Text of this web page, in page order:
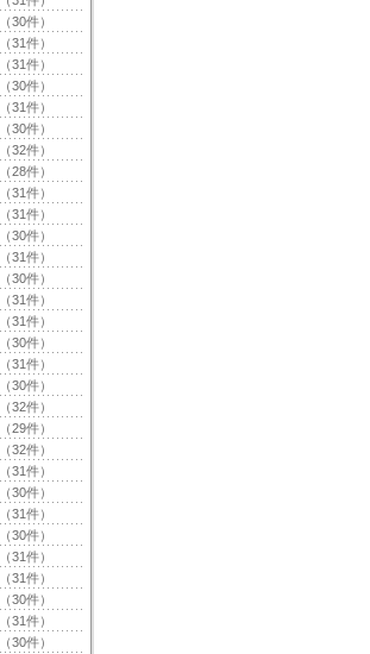
（30件）
（31件）
（31件）
（30件）
（31件）
（30件）
（32件）
（28件）
（31件）
（31件）
（30件）
（31件）
（30件）
（31件）
（31件）
（30件）
（31件）
（30件）
（32件）
（29件）
（32件）
（31件）
（30件）
（31件）
（30件）
（31件）
（31件）
（30件）
（31件）
（30件）